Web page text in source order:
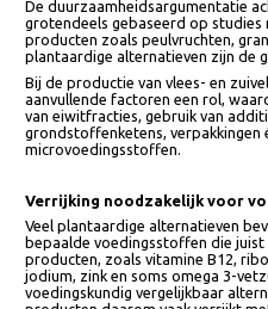
gezonde voedingspatronen, mits
criteria.
De duurzaamheidsargumentatie
grotendeels gebaseerd op
producten zoals peulvruchten,
plantaardige alternatieven zijn
Bij de productie van vlees- en
aanvullende factoren een rol,
microvoedingsstoffen.
Verrijking noodzakelijk voor
Veel plantaardige alternatieven
bepaalde voedingsstoffen die